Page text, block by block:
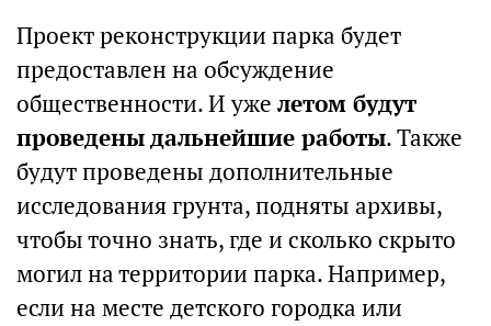
Проект реконструкции парка будет
предоставлен на обсуждение
общественности. И уже летом будут
проведены дальнейшие работы. Также
будут проведены дополнительные
исследования грунта, подняты архивы,
чтобы точно знать, где и сколько скрыто
могил на территории парка. Например,
если на месте детского городка или